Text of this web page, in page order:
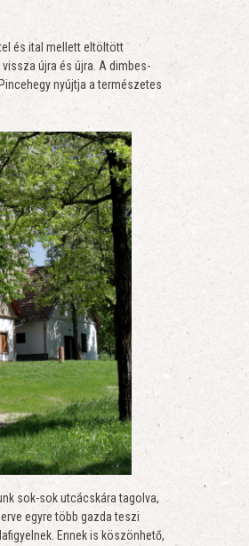
és ital mellett eltöltött
újra és újra. A dimbes-
nyújtja a természetes
sok-sok utcácskára tagolva,
egyre több gazda teszi
Ennek is köszönhető,